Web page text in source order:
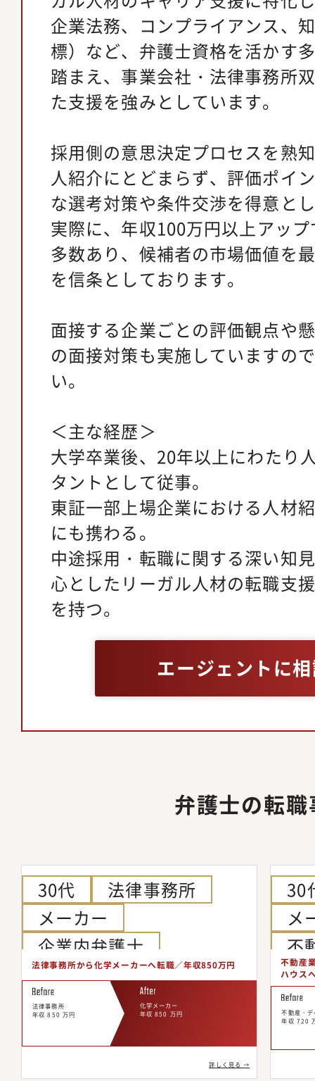
企業法務、コンプライアンス、
標）など、弁護士資格を活かす
踏まえ、事業会社・法律事務所
た支援を強みとしています。
採用側の意思決定プロセスを熟
人紹介にとどまらず、評価ポイ
な選考対策や条件交渉を得意と
実際に、年収100万円以上アッ
多数あり、候補者の市場価値を
を信条としております。
面接する企業ごとの評価観点や
の面接対策も実施していますの
い。
＜主な経歴＞
大学卒業後、20年以上にわたり
タントとして従事。
東証一部上場企業における人材
にも携わる。
中途採用・転職に関する深い知
心としたリーガル人材の転職支
を持つ。
エージェントに
弁護士の転
30代
法律事務所
メーカー
企業内弁護士
法律事務所から化学メーカーへ転職／年収850万円
法律事務所
年収 850 万円
化学メーカー
年収 850 万円
詳しく見る →
30
メ
不
不動産
ハウス
不動産・
年収 720